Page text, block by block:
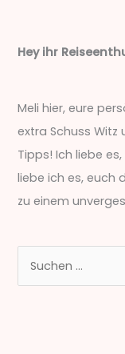
Hey ihr
Meli hier, eure
extra Schuss Witz
Tipps! Ich liebe
liebe ich es, euch
zu einem
u